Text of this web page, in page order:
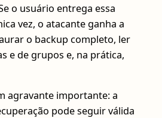
o usuário entrega essa
vez, o atacante ganha a
o backup completo, ler
e de grupos e, na prática,
agravante importante: a
pode seguir válida